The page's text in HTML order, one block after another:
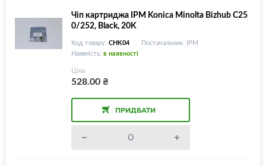
Чіп картриджа IPM Konica Minolta Bizhub C25
0/252, Black, 20K
Код товару: CHK04
Постачальник: IPM
Наявність: в наявності
Ціна
528.00₴
ПРИДБАТИ